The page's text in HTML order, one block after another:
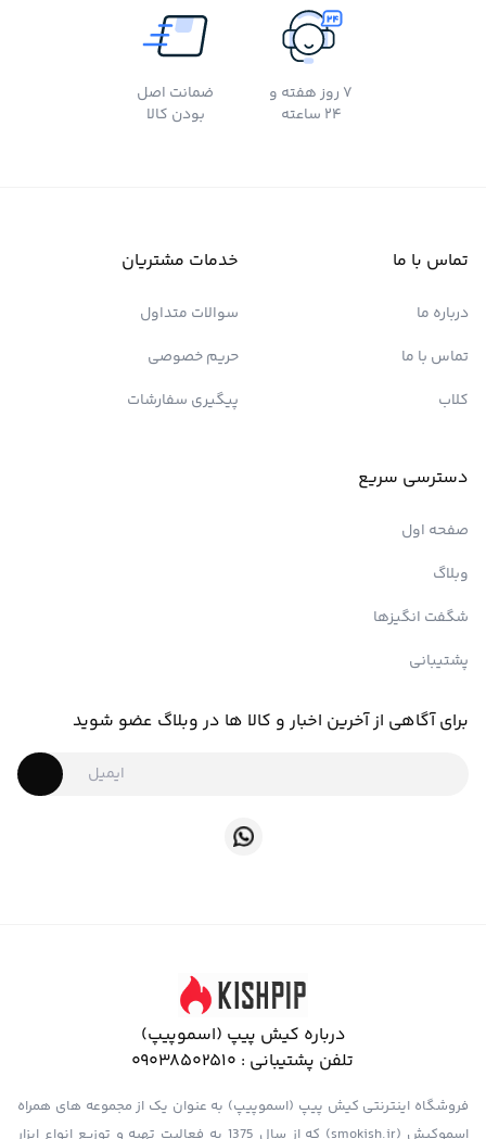
7 روز هفته و
24 ساعته
ضمانت اصل
بودن کالا
تماس با ما
درباره ما
تماس با ما
کلاب
خدمات مشتریان
سوالات متداول
حریم خصوصی
پیگیری سفارشات
دسترسی سریع
صفحه اول
وبلاگ
شگفت انگیزها
پشتیبانی
برای آگاهی از آخرین اخبار و کالا ها در وبلاگ عضو شوید
درباره کیش پیپ (اسموپیپ)
تلفن پشتیبانی : 09038502510
فروشگاه اینترنتی کیش پیپ (اسموپیپ) به عنوان یک از مجموعه های همراه
اسموکیش (smokish.ir) که از سال 1375 به فعالیت تهیه و توزیع انواع ابزار